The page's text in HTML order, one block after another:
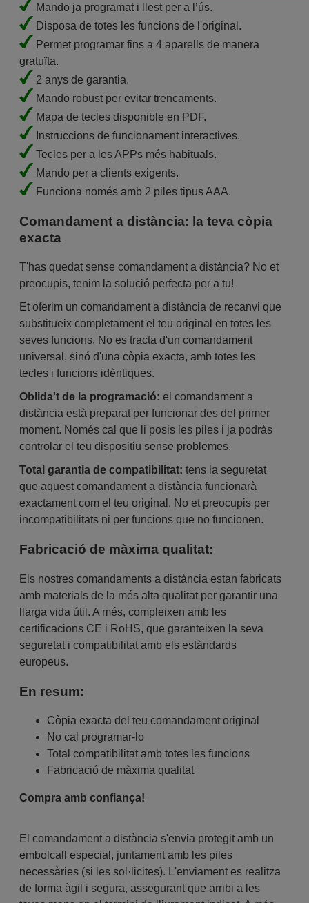
Mando ja programat i llest per a l’ús.
Disposa de totes les funcions de l'original.
Permet programar fins a 4 aparells de manera
gratuïta.
2 anys de garantia.
Mando robust per evitar trencaments.
Mapa de tecles disponible en PDF.
Instruccions de funcionament interactives.
Tecles per a les APPs més habituals.
Mando per a clients exigents.
Funciona només amb 2 piles tipus AAA.
Comandament a distància: la teva còpia
exacta
T'has quedat sense comandament a distància? No et
preocupis, tenim la solució perfecta per a tu!
Et oferim un comandament a distància de recanvi que
substitueix completament el teu original en totes les
seves funcions. No es tracta d'un comandament
universal, sinó d'una còpia exacta, amb totes les
tecles i funcions idèntiques.
Oblida't de la programació: el comandament a
distància està preparat per funcionar des del primer
moment. Només cal que li posis les piles i ja podràs
controlar el teu dispositiu sense problemes.
Total garantia de compatibilitat: tens la seguretat
que aquest comandament a distància funcionarà
exactament com el teu original. No et preocupis per
incompatibilitats ni per funcions que no funcionen.
Fabricació de màxima qualitat:
Els nostres comandaments a distància estan fabricats
amb materials de la més alta qualitat per garantir una
llarga vida útil. A més, compleixen amb les
certificacions CE i RoHS, que garanteixen la seva
seguretat i compatibilitat amb els estàndards
europeus.
En resum:
Còpia exacta del teu comandament original
No cal programar-lo
Total compatibilitat amb totes les funcions
Fabricació de màxima qualitat
Compra amb confiança!
El comandament a distància s'envia protegit amb un
embolcall especial, juntament amb les piles
necessàries (si les sol·licites). L'enviament es realitza
de forma àgil i segura, assegurant que arribi a les